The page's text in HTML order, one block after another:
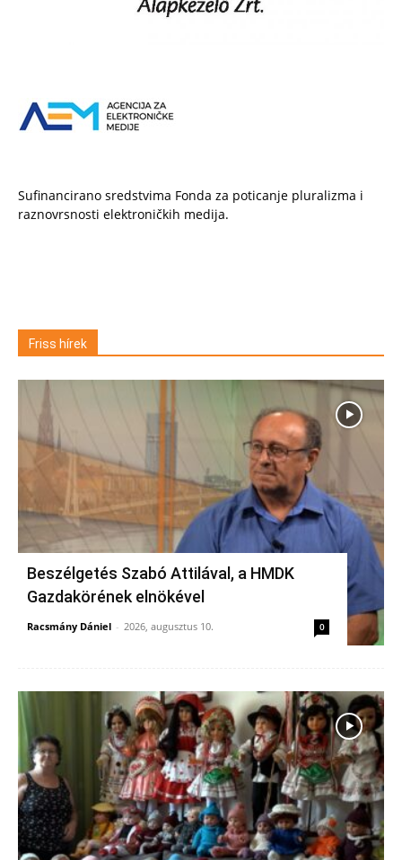
Sufinancirano sredstvima Fonda za poticanje pluralizma i
raznovrsnosti elektroničkih medija.
Friss hírek
Beszélgetés Szabó Attilával, a HMDK
Gazdakörének elnökével
Racsmány Dániel - 2026, augusztus 10. 0